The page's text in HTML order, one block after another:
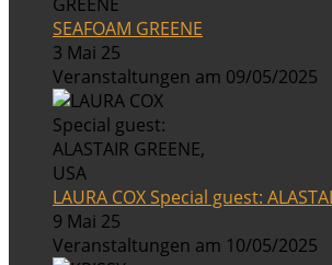
SEAFOAM GREENE
3 Mai 25
Veranstaltungen am 09/05/2025
LAURA COX Special guest:
9 Mai 25
Veranstaltungen am 10/05/2025